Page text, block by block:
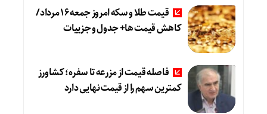
قیمت طلا و سکه امروز جمعه ۱۶ مرداد/
کاهش قیمت ها+ جدول و جزییات
فاصله قیمت از مزرعه تا سفره؛ کشاورز
کمترین سهم را از قیمت نهایی دارد